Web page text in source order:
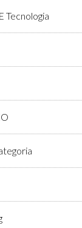
Tecnologia